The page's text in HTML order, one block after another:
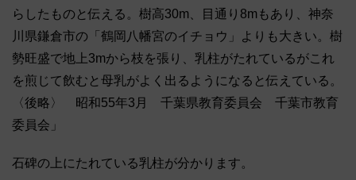
らしたものと伝える。樹高30m、目通り8mもあり、神奈
川県鎌倉市の「鶴岡八幡宮のイチョウ」よりも大きい。樹
勢旺盛で地上3mから枝を張り、乳柱がたれているがこれ
を煎じて飲むと母乳がよく出るようになると伝えている。
〈後略〉 昭和55年3月 千葉県教育委員会 千葉市教育
委員会」
石碑の上にたれている乳柱が分かります。